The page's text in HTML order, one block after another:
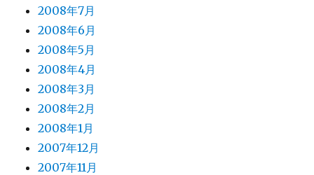
2008年7月
2008年6月
2008年5月
2008年4月
2008年3月
2008年2月
2008年1月
2007年12月
2007年11月